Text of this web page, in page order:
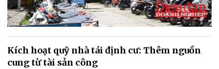
Kích hoạt quỹ nhà tái định cư: Thêm nguồn
cung từ tài sản công